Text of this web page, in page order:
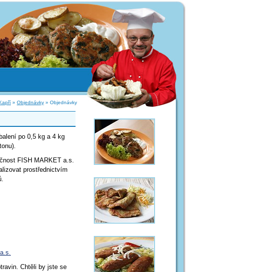
» Objednávky » Objednávky
po 0,5 kg a 4 kg
FISH MARKET a.s.
prostřednictvím
Chtěli by jste se